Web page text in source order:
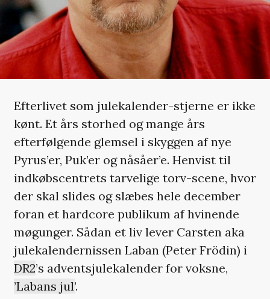
Efterlivet som julekalender-stjerne er ikke
kønt. Et års storhed og mange års
efterfølgende glemsel i skyggen af nye
Pyrus’er, Puk’er og nåsåer’e. Henvist til
indkøbscentrets tarvelige torv-scene, hvor
der skal slides og slæbes hele december
foran et hardcore publikum af hvinende
møgunger. Sådan et liv lever Carsten aka
julekalendernissen Laban (Peter Frödin) i
DR2’s adventsjulekalender for voksne,
’Labans jul’.